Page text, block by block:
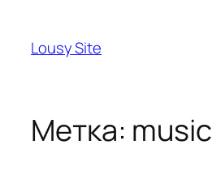
содержимому
Lousy Site
Метка: music